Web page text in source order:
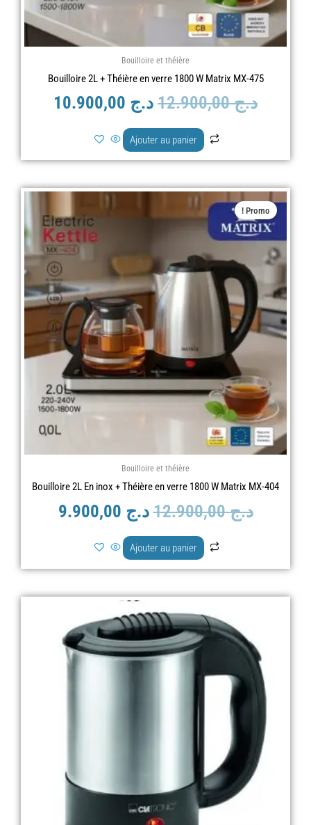
Bouilloire et théière
Bouilloire 2L + Théière en verre 1800 W Matrix MX-475
د.ج12.900,00 د.ج
Ajouter au panier
Promo !
Bouilloire et théière
Bouilloire 2L En inox + Théière en verre 1800 W Matrix MX-404
د.ج12.900,00
Le
prix
était :
د.ج 12.900,00.
د.ج
Le
prix
actuel
est :
د.ج 9.900,00.
Ajouter au panier